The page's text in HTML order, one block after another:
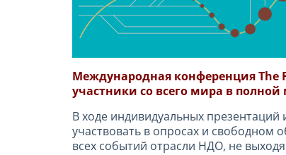
Международная конференция The
участники со всего мира в
В ходе индивидуальных
участвовать в опросах и свободном
всех событий отрасли НДО, не